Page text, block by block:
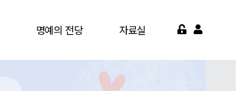
명예의 전당 자료실
영상자료실